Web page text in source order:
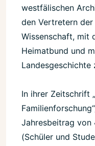
westfälischen
den Vertretern
Wissenschaft, mit
Heimatbund und
Landesgeschichte
In ihrer Zeitschrift
Jahresbeitrag von
(Schüler und